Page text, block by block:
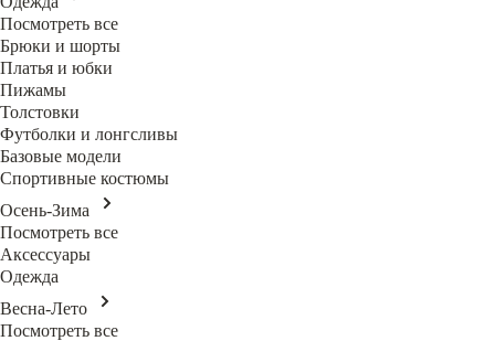
Посмотреть все
Брюки и шорты
Платья и юбки
Пижамы
Толстовки
Футболки и лонгсливы
Базовые модели
Спортивные костюмы
Осень-Зима
Посмотреть все
Аксессуары
Одежда
Весна-Лето
Посмотреть все